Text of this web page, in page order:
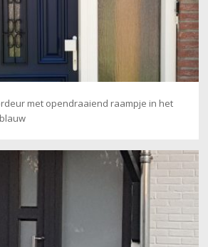
met opendraaiend raampje in het